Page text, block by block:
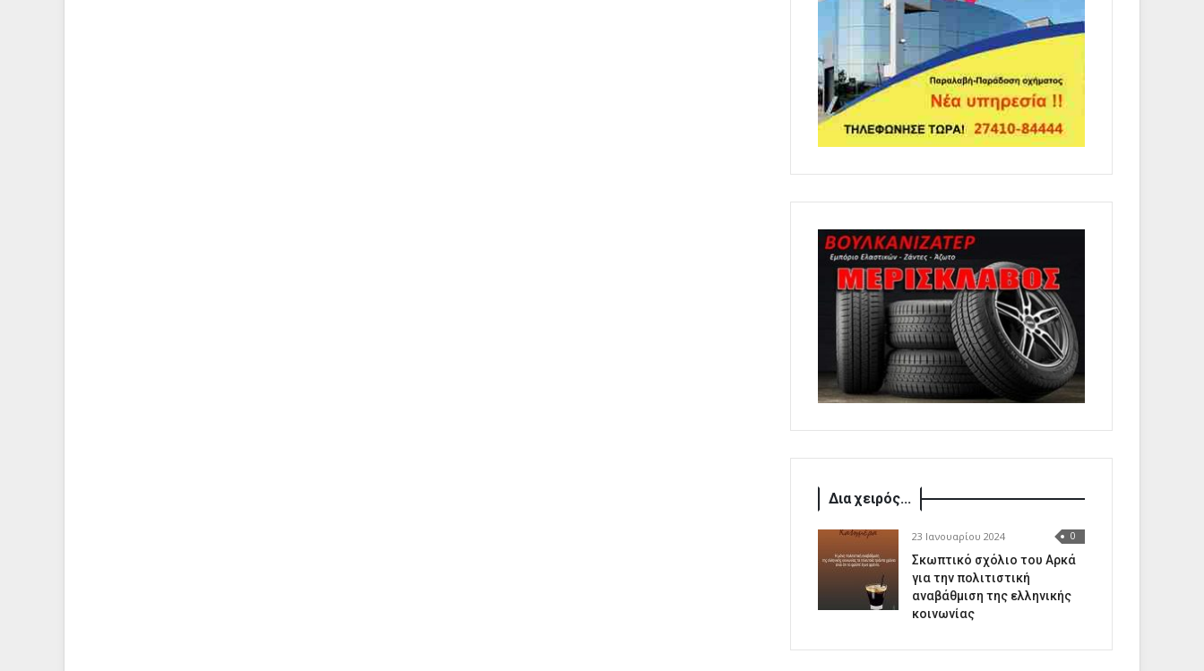
Δια χειρός...
23 Ιανουαρίου 2024 0
Σκωπτικό σχόλιο του Αρκά
για την πολιτιστική
αναβάθμιση της ελληνικής
κοινωνίας